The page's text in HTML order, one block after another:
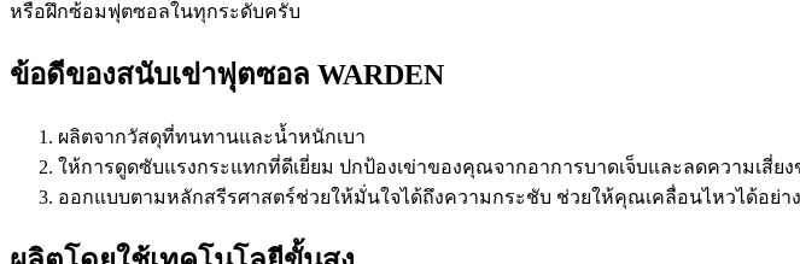
หรือฝึกซ้อมฟุตซอลในทุกระดับครับ
ข้อดีของสนับเข่าฟุตซอล WARDEN
ผลิตจากวัสดุที่ทนทานและน้ำหนักเบา
ให้การดูดซับแรงกระแทกที่ดีเยี่ยม ปกป้องเข่าของคุณจากอาการบาดเจ็บและลดความเสี่ย
ออกแบบตามหลักสรีรศาสตร์ช่วยให้มั่นใจได้ถึงความกระชับ ช่วยให้คุณเคลื่อนไหวได้อย่า